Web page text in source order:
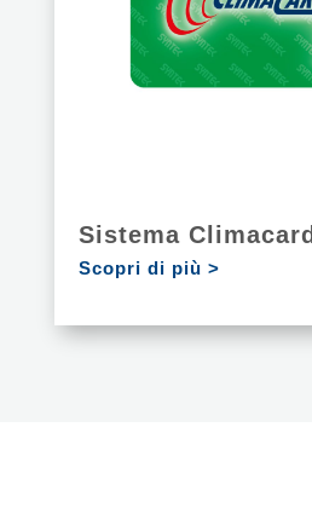
Sistema Climacard
Scopri di più >